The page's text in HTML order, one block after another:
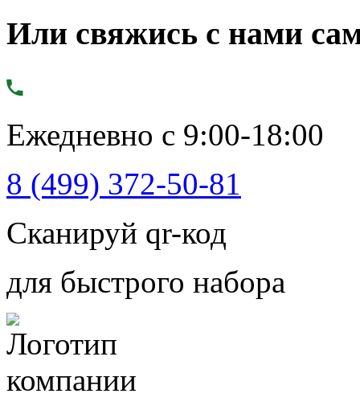
Или свяжись с нами
Ежедневно с 9:00-18:00
8 (499) 372-50-81
Сканируй qr-код
для быстрого набора